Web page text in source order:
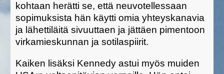
kohtaan herätti se, että neuvotellessaan
sopimuksista hän käytti omia yhteyskanavia
ja lähettiläitä sivuuttaen ja jättäen pimentoon
virkamieskunnan ja sotilaspiirit.
Kaiken lisäksi Kennedy astui myös muiden